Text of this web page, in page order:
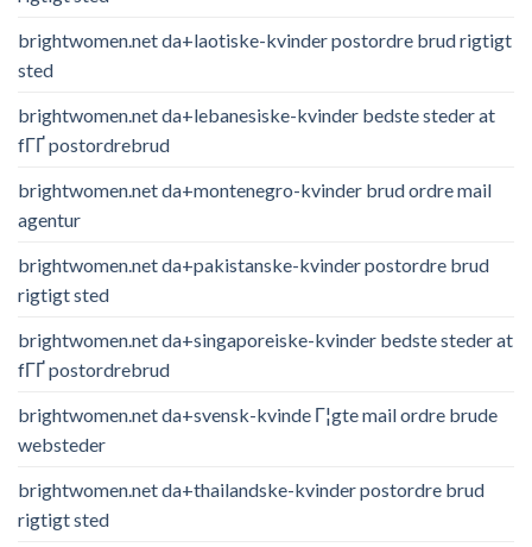
brightwomen.net da+laotiske-kvinder postordre brud rigtigt
sted
brightwomen.net da+lebanesiske-kvinder bedste steder at
fГҐ postordrebrud
brightwomen.net da+montenegro-kvinder brud ordre mail
agentur
brightwomen.net da+pakistanske-kvinder postordre brud
rigtigt sted
brightwomen.net da+singaporeiske-kvinder bedste steder at
fГҐ postordrebrud
brightwomen.net da+svensk-kvinde Г¦gte mail ordre brude
websteder
brightwomen.net da+thailandske-kvinder postordre brud
rigtigt sted